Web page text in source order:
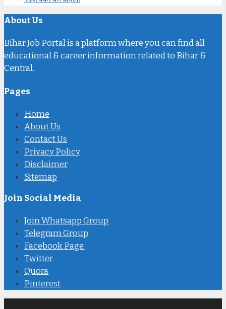
About Us
Bihar Job Portal is a platform where you can find all
educational & career information related to Bihar &
Central.
Pages
Home
About Us
Contact Us
Privacy Policy
Disclaimer
Sitemap
Join Social Media
Join Whatsapp Group
Telegram Group
Facebook Page
Twitter
Quora
Pinterest